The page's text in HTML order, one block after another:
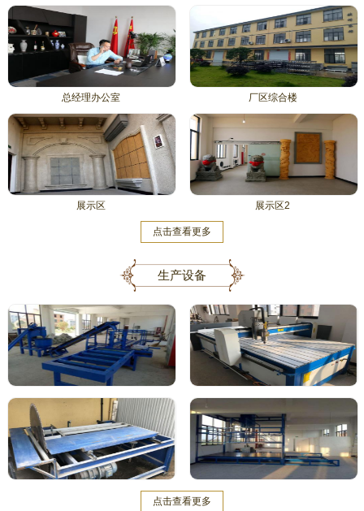
总经理办公室 厂区综合楼
展示区 展示区2
点击查看更多
生产设备
点击查看更多